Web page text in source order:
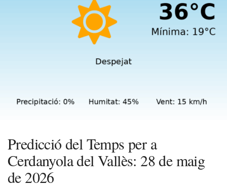
Predicció del Temps per a
Cerdanyola del Vallès: 28 de maig
de 2026